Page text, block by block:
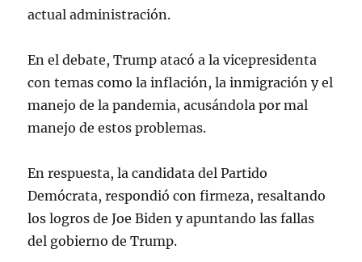
actual administración.
En el debate, Trump atacó a la vicepresidenta
con temas como la inflación, la inmigración y el
manejo de la pandemia, acusándola por mal
manejo de estos problemas.
En respuesta, la candidata del Partido
Demócrata, respondió con firmeza, resaltando
los logros de Joe Biden y apuntando las fallas
del gobierno de Trump.